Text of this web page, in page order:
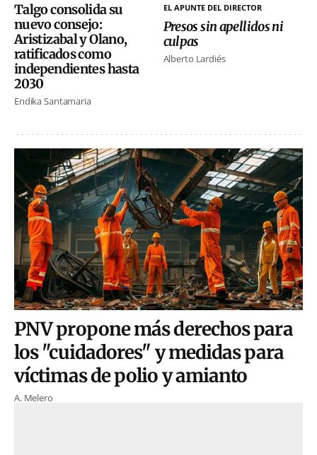
Talgo consolida su
nuevo consejo:
Aristizabal y Olano,
ratificados como
independientes hasta
2030
Endika Santamaria
EL APUNTE DEL DIRECTOR
Presos sin apellidos ni
culpas
Alberto Lardiés
PNV propone más derechos para
los "cuidadores" y medidas para
víctimas de polio y amianto
A. Melero